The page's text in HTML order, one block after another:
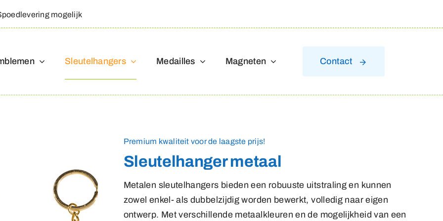
mogelijk
Sleutelhangers Medailles Magneten Contact
Premium kwaliteit voor de laagste prijs!
Sleutelhanger metaal
Metalen sleutelhangers bieden een robuuste uitstraling en kunnen
zowel enkel- als dubbelzijdig worden bewerkt, volledig naar eigen
ontwerp. Met verschillende metaalkleuren en de mogelijkheid van een